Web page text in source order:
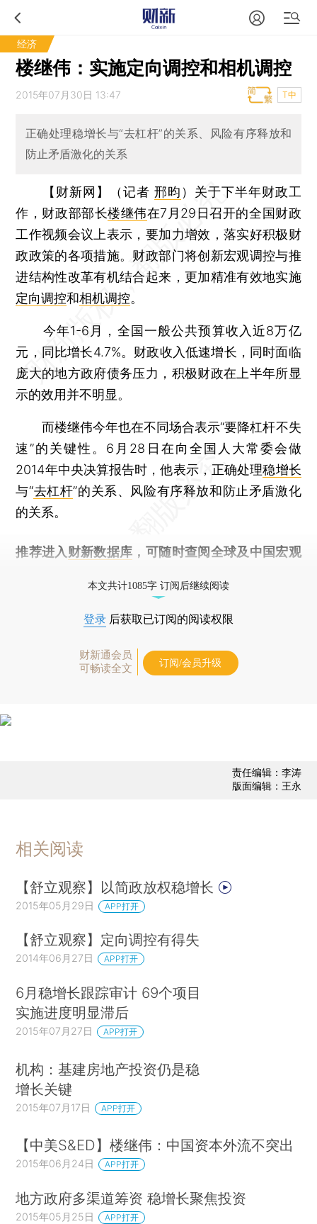
经济
楼继伟：实施定向调控和相机调控
2015年07月30日 13:47 T中
正确处理稳增长与“去杠杆”的关系、风险有序释放和
防止矛盾激化的关系
【财新网】（记者 邢昀 ） 关于下半年财政工
作，财政部部长楼继伟在7月29日召开的全国财政
工作视频会议上表示，要加力增效，落实好积极财
政政策的各项措施。财政部门将创新宏观调控与推
进结构性改革有机结合起来，更加精准有效地实施
定向调控和相机调控。
今年1-6月，全国一般公共预算收入近8万亿
元，同比增长4.7%。财政收入低速增长，同时面临
庞大的地方政府债务压力，积极财政在上半年所显
示的效用并不明显。
而楼继伟今年也在不同场合表示“要降杠杆不失
速”的关键性。6月28日在向全国人大常委会做
2014年中央决算报告时，他表示，正确处理稳增长
与“去杠杆”的关系、风险有序释放和防止矛盾激化
的关系。
推荐进入 财新数据库 ，可随时查阅全球及中国宏观
本文共计1085字 订阅后继续阅读
登录 后获取已订阅的阅读权限
财新通会员
可畅读全文
订阅/会员升级
责任编辑：李涛
版面编辑：王永
相关阅读
【舒立观察】以简政放权稳增长
2015年05月29日 APP打开
【舒立观察】定向调控有得失
2014年06月27日 APP打开
6月稳增长跟踪审计 69个项目
实施进度明显滞后
2015年07月27日 APP打开
机构：基建房地产投资仍是稳
增长关键
2015年07月17日 APP打开
【中美S&ED】楼继伟：中国资本外流不突出
2015年06月24日 APP打开
地方政府多渠道筹资 稳增长聚焦投资
2015年05月25日 APP打开